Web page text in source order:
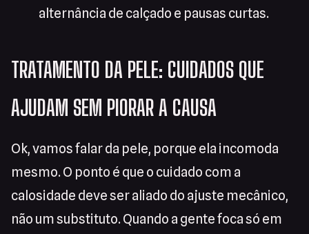
alternância de calçado e pausas curtas.
TRATAMENTO DA PELE: CUIDADOS QUE
AJUDAM SEM PIORAR A CAUSA
Ok, vamos falar da pele, porque ela incomoda
mesmo. O ponto é que o cuidado com a
calosidade deve ser aliado do ajuste mecânico,
não um substituto. Quando a gente foca só em